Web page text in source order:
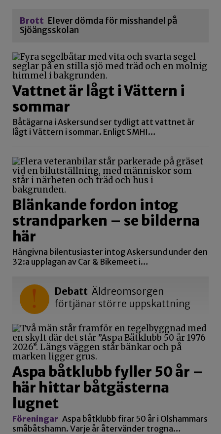
Brott Elever dömda för misshandel på
Sjöängsskolan
Vattnet är lågt i Vättern i
sommar
Båtägarna i Askersund ser tydligt att vattnet är
lågt i Vättern i sommar. Enligt SMHI…
Blänkande fordon intog
strandparken – se bilderna
här
Hängivna bilentusiaster intog Askersund under den
32:a upplagan av Car & Bikemeet i…
Debatt Äldreomsorgen
förtjänar större uppskattning
Aspa båtklubb fyller 50 år –
här hittar båtgästerna
lugnet
Föreningar Aspa båtklubb firar 50 år i Olshammars
småbåtshamn. Varje år återvänder trogna…